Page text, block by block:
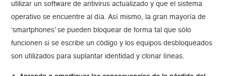
utilizar un software de antivirus actualizado y que el sistema
operativo se encuentre al día. Así mismo, la gran mayoría de
‘smartphones’ se pueden bloquear de forma tal que sólo
funcionen si se escribe un código y los equipos desbloqueados
son utilizados para suplantar identidad y clonar líneas.